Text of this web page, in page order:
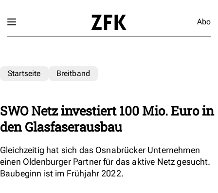
Abo
Startseite Breitband
SWO Netz investiert 100 Mio. Euro in
den Glasfaserausbau
Gleichzeitig hat sich das Osnabrücker Unternehmen
einen Oldenburger Partner für das aktive Netz gesucht.
Baubeginn ist im Frühjahr 2022.